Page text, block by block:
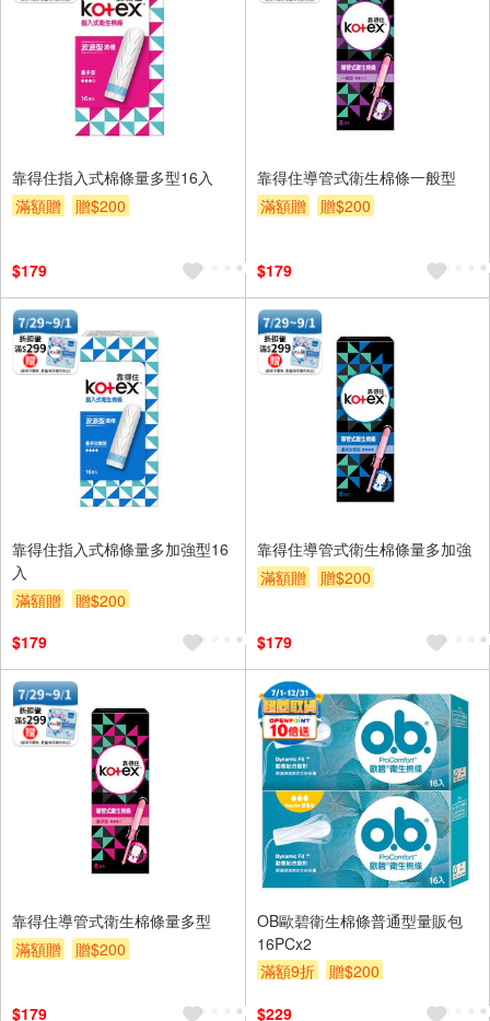
靠得住指入式棉條量多型16入
滿額贈
贈$200
$179
靠得住導管式衛生棉條一般型
滿額贈
贈$200
$179
靠得住指入式棉條量多加強型16
入
滿額贈
贈$200
$179
靠得住導管式衛生棉條量多加強
滿額贈
贈$200
$179
靠得住導管式衛生棉條量多型
滿額贈
贈$200
$179
OB歐碧衛生棉條普通型量販包
16PCx2
滿額9折
贈$200
$229